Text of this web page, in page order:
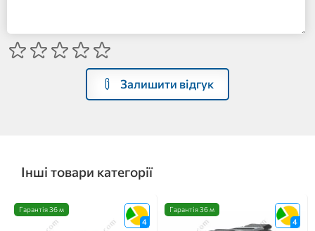
Залишити відгук
Інші товари категорії
4
Гарантія 36 м
4
Гарантія 36 м